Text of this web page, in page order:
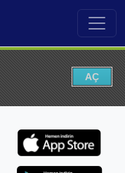
AÇ